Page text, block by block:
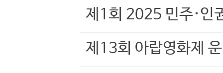
제1회 2025 민주·인
제13회 아랍영화제